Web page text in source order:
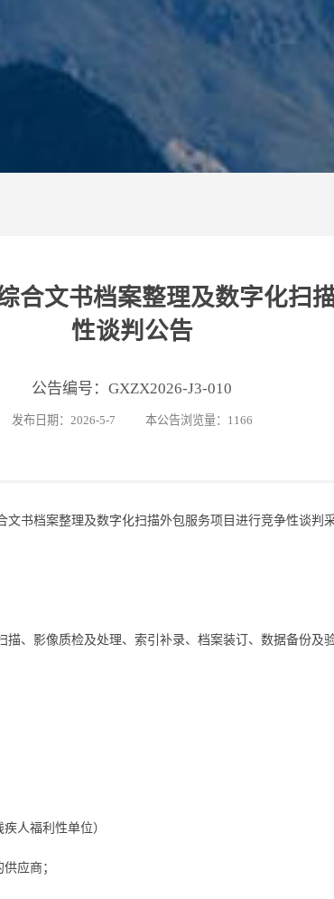
合文书档案整理及数字化扫
性谈判公告
公告编号：GXZX2026-J3-010
发布日期：2026-5-7 本公告浏览量：1166
文书档案整理及数字化扫描外包服务项目 进行竞争性谈判
、影像质检及处理、索引补录、档案装订、数据备份及
人福利性单位）
供应商；